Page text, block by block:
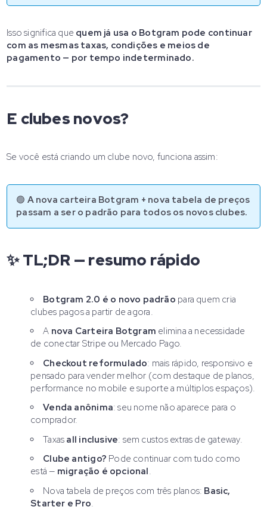
Isso significa que quem já usa o Botgram pode continuar
com as mesmas taxas, condições e meios de
pagamento — por tempo indeterminado.
E clubes novos?
Se você está criando um clube novo, funciona assim:
🟢 A nova carteira Botgram + nova tabela de preços
passam a ser o padrão para todos os novos clubes.
✨ TL;DR — resumo rápido
Botgram 2.0 é o novo padrão para quem cria
clubes pagos a partir de agora.
A nova Carteira Botgram elimina a necessidade
de conectar Stripe ou Mercado Pago.
Checkout reformulado: mais rápido, responsivo e
pensado para vender melhor (com destaque de planos,
performance no mobile e suporte a múltiplos espaços).
Venda anônima: seu nome não aparece para o
comprador.
Taxas all inclusive: sem custos extras de gateway.
Clube antigo? Pode continuar com tudo como
está — migração é opcional.
Nova tabela de preços com três planos: Basic,
Starter e Pro.